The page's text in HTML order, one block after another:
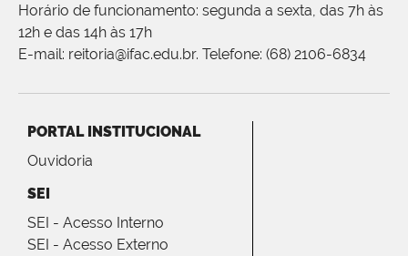
Horário de funcionamento: segunda a sexta, das 7h às
12h e das 14h às 17h
E-mail: reitoria@ifac.edu.br. Telefone: (68) 2106-6834
PORTAL INSTITUCIONAL
Ouvidoria
SEI
SEI - Acesso Interno
SEI - Acesso Externo